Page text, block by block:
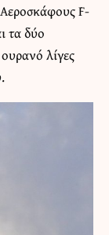
F-
τα δύο
λίγες